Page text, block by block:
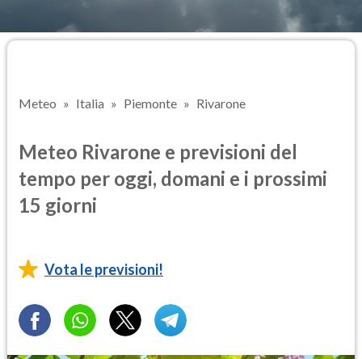
Meteo Italia Piemonte Rivarone
Meteo Rivarone e previsioni del
tempo per oggi, domani e i prossimi
15 giorni
Vota le previsioni!